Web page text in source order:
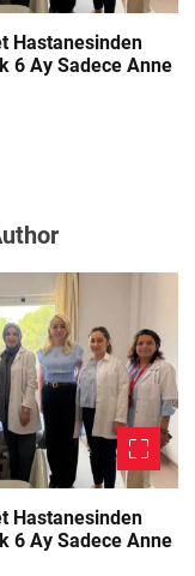
Hastanesinden
6 Ay Sadece Anne
Hastanesinden
6 Ay Sadece Anne